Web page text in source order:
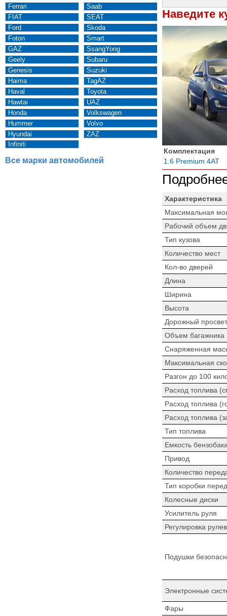
Ferrari
FIAT
Ford
Foton
GAZ
Geely
Genesis
Haima
Haval
Hawtai
Honda
Hummer
Hyundai
Infiniti
Saab
SEAT
Skoda
Smart
SsangYong
Subaru
Suzuki
TagAZ
Toyota
UAZ
Volkswagen
Volvo
ZAZ
Все марки автомобилей
Наведите
Комплектация
1.6 Premium 4AT
Характеристика
Максимальная
Рабочий объем
Тип кузова
Количество мест
Кол-во дверей
Длина
Ширина
Высота
Дорожный просвет
Объем багажника
Снаряженная
Максимальная
Разгон до 100
Расход топлива
Расход топлива
Расход топлива
Тип топлива
Емкость
Привод
Количество
Тип коробки
Колесные диски
Усилитель руля
Регулировка
Подушки
Электронные
Фары